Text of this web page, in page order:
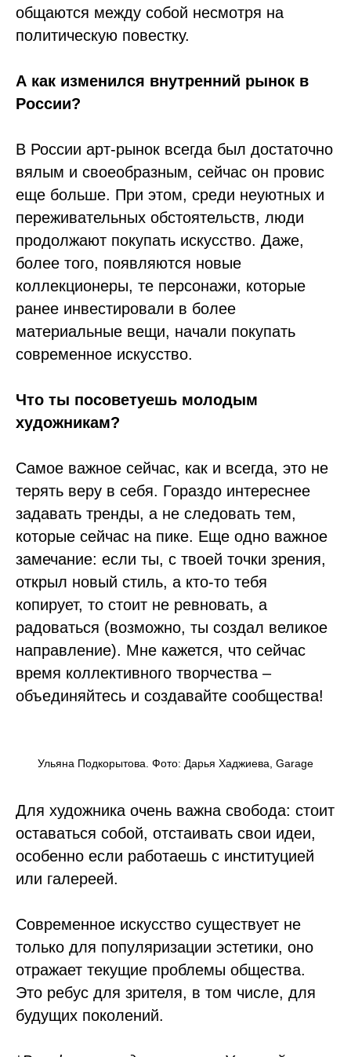
общаются между собой несмотря на
политическую повестку.
А как изменился внутренний рынок в
России?
В России арт-рынок всегда был достаточно
вялым и своеобразным, сейчас он провис
еще больше. При этом, среди неуютных и
переживательных обстоятельств, люди
продолжают покупать искусство. Даже,
более того, появляются новые
коллекционеры, те персонажи, которые
ранее инвестировали в более
материальные вещи, начали покупать
современное искусство.
Что ты посоветуешь молодым
художникам?
Самое важное сейчас, как и всегда, это не
терять веру в себя. Гораздо интереснее
задавать тренды, а не следовать тем,
которые сейчас на пике. Еще одно важное
замечание: если ты, с твоей точки зрения,
открыл новый стиль, а кто-то тебя
копирует, то стоит не ревновать, а
радоваться (возможно, ты создал великое
направление). Мне кажется, что сейчас
время коллективного творчества –
объединяйтесь и создавайте сообщества!
Ульяна Подкорытова. Фото: Дарья Хаджиева, Garage
Для художника очень важна свобода: стоит
оставаться собой, отстаивать свои идеи,
особенно если работаешь с институцией
или галереей.
Современное искусство существует не
только для популяризации эстетики, оно
отражает текущие проблемы общества.
Это ребус для зрителя, в том числе, для
будущих поколений.